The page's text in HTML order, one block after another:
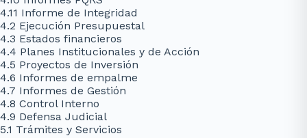
4.11 Informe de Integridad
4.2 Ejecución Presupuestal
4.3 Estados financieros
4.4 Planes Institucionales y de Acción
4.5 Proyectos de Inversión
4.6 Informes de empalme
4.7 Informes de Gestión
4.8 Control Interno
4.9 Defensa Judicial
5.1 Trámites y Servicios